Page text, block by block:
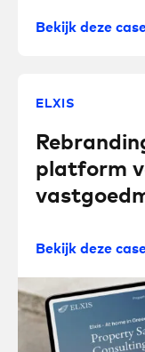
Bekijk deze
ELXIS
platform
Bekijk deze